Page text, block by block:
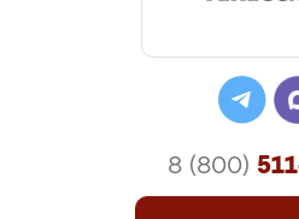
8 (800)